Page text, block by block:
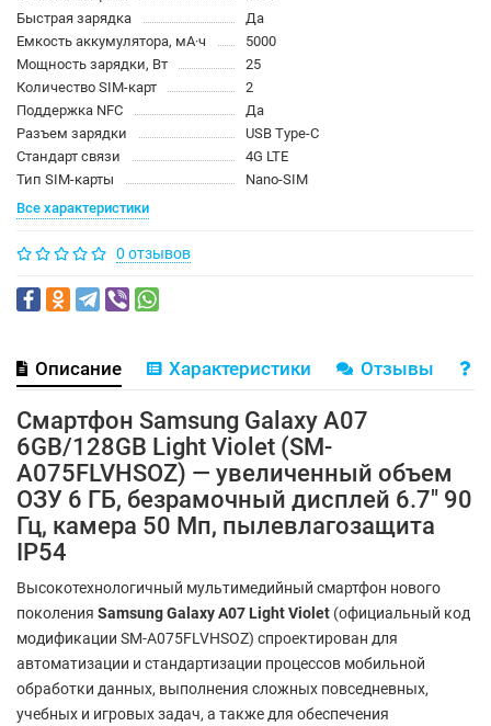
Быстрая зарядка
Да
Емкость аккумулятора, мА·ч
5000
Мощность зарядки, Вт
25
Количество SIM-карт
2
Поддержка NFC
Да
Разъем зарядки
USB Type-C
Стандарт связи
4G LTE
Тип SIM-карты
Nano-SIM
Все характеристики
0 отзывов
Описание Характеристики Отзывы
Смартфон Samsung Galaxy A07
6GB/128GB Light Violet (SM-
A075FLVHSOZ) — увеличенный объем
ОЗУ 6 ГБ, безрамочный дисплей 6.7" 90
Гц, камера 50 Мп, пылевлагозащита
IP54
Высокотехнологичный мультимедийный смартфон нового
поколения Samsung Galaxy A07 Light Violet (официальный код
модификации SM-A075FLVHSOZ) спроектирован для
автоматизации и стандартизации процессов мобильной
обработки данных, выполнения сложных повседневных,
учебных и игровых задач, а также для обеспечения